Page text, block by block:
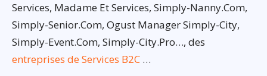
Services, Madame Et Services, Simply-Nanny.Com,
Simply-Senior.Com, Ogust Manager Simply-City,
Simply-Event.Com, Simply-City.Pro…, des
entreprises de Services B2C …